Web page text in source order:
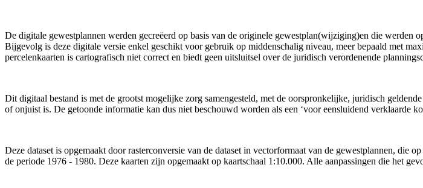
De digitale gewestplannen werden gecreëerd op basis van de originele gewestplan(wijziging)en die werden
Bijgevolg is deze digitale versie enkel geschikt voor gebruik op middenschalig niveau, meer bepaald met
percelenkaarten is cartografisch niet correct en biedt geen uitsluitsel over de juridisch verordenende
Dit digitaal bestand is met de grootst mogelijke zorg samengesteld, met de oorspronkelijke, juridisch
of onjuist is. De getoonde informatie kan dus niet beschouwd worden als een ‘voor eensluidend verklaarde
Deze dataset is opgemaakt door rasterconversie van de dataset in vectorformaat van de gewestplannen, die
de periode 1976 - 1980. Deze kaarten zijn opgemaakt op kaartschaal 1:10.000. Alle aanpassingen die het